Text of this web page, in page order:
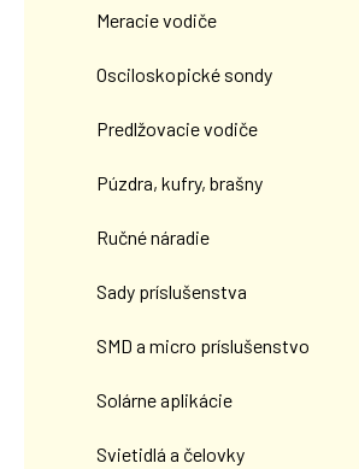
Meracie vodiče
Osciloskopické sondy
Predlžovacie vodiče
Púzdra, kufry, brašny
Ručné náradie
Sady príslušenstva
SMD a micro príslušenstvo
Solárne aplikácie
Svietidlá a čelovky